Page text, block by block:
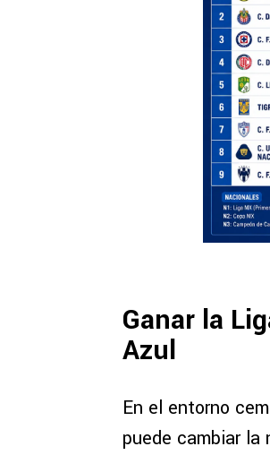
Ganar la
Azul
En el entorno
puede cambiar la